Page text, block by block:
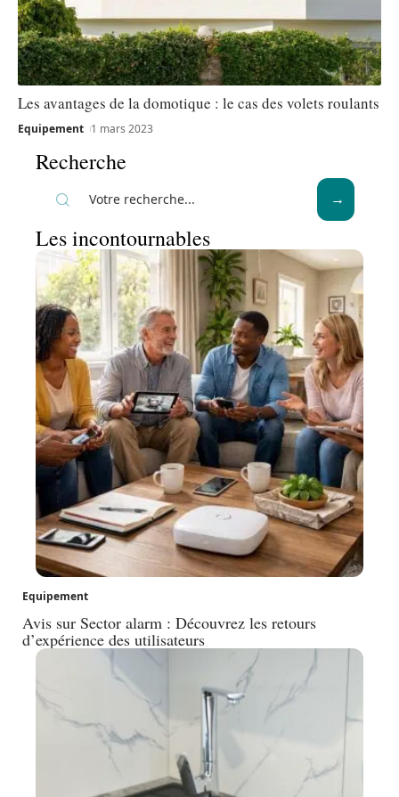
Les avantages de la domotique : le cas des volets roulants
Equipement 1 mars 2023
Recherche
Les incontournables
Equipement
Avis sur Sector alarm : Découvrez les retours
d’expérience des utilisateurs